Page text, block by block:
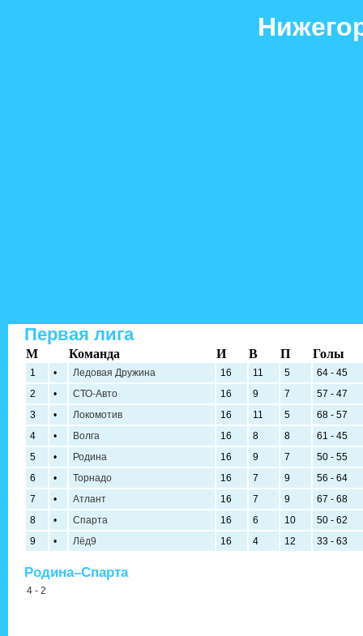
Первая лига
M Команда И В П Голы
1 • Ледовая Дружина 16 11 5
64 - 45
2
• СТО-Авто 16 9 7
57 - 47
3
• Локомотив 16 11 5
68 - 57
4
• Волга 16 8 8
61 - 45
5
• Родина 16 9 7
50 - 55
6
• Торнадо 16 7 9
56 - 64
7
• Атлант 16 7 9
67 - 68
8
• Спарта 16 6 10
50 - 62
9
• Лёд9 16 4 12 33 - 63
Родина–Спарта
4 - 2